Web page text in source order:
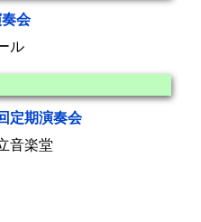
会
ル
定期演奏会
楽堂